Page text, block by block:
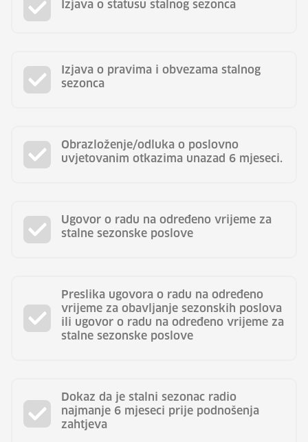
Izjava o statusu stalnog sezonca
Izjava o pravima i obvezama stalnog
sezonca
Obrazloženje/odluka o poslovno
uvjetovanim otkazima unazad 6 mjeseci.
Ugovor o radu na određeno vrijeme za
stalne sezonske poslove
Preslika ugovora o radu na određeno
vrijeme za obavljanje sezonskih poslova
ili ugovor o radu na određeno vrijeme za
stalne sezonske poslove
Dokaz da je stalni sezonac radio
najmanje 6 mjeseci prije podnošenja
zahtjeva